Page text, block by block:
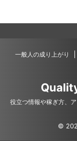
一般人の成り上がり
役立つ情報や稼ぎ方、
©